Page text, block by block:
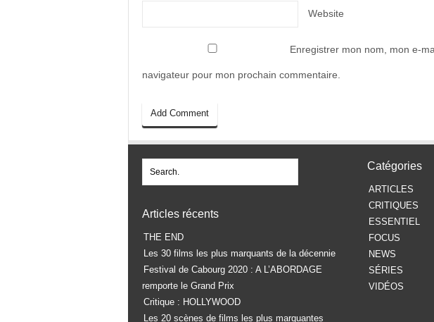
Website
Enregistrer mon nom, mon e-
navigateur pour mon prochain commentaire.
Articles récents
THE END
Les 30 films les plus marquants de la décennie
Festival de Cabourg 2020 : A L’ABORDAGE
remporte le Grand Prix
Critique : HOLLYWOOD
Les 20 scènes de films les plus marquantes
Catégories
ARTICLES
CRITIQUES
ESSENTIEL
FOCUS
NEWS
SÉRIES
VIDÉOS